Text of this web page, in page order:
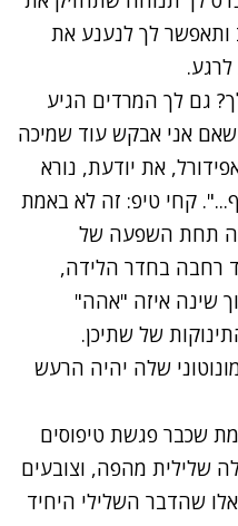
ותאפשר לך לנענע את
גם לך המרדים הגיע
שאם אני אבקש עוד שמיכה
את יודעת, נורא
קחי טיפ: זה לא באמת
תחת השפעה של
רחבה בחדר הלידה,
שינה איזה "אהה"
של שתיכן.
שלה יהיה הרעש
שכבר פגשת טיפוסים
שלילית מהפה, וצובעים
שהדבר השלילי היחיד